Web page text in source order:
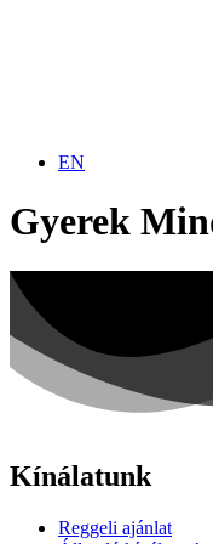
EN
Gyerek
Kínálatunk
Reggeli ajánlat